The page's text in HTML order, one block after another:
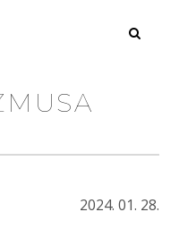
2024. 01. 28.